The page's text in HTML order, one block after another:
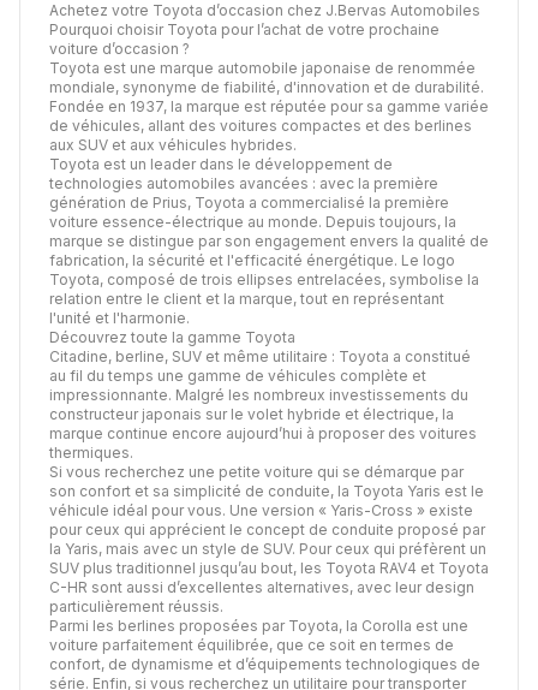
Achetez votre Toyota d’occasion chez J.Bervas Automobiles
Pourquoi choisir Toyota pour l’achat de votre prochaine
voiture d’occasion ?
Toyota est une marque automobile japonaise de renommée
mondiale, synonyme de fiabilité, d'innovation et de durabilité.
Fondée en 1937, la marque est réputée pour sa gamme variée
de véhicules, allant des voitures compactes et des berlines
aux SUV et aux véhicules hybrides.
Toyota est un leader dans le développement de
technologies automobiles avancées : avec la première
génération de Prius, Toyota a commercialisé la première
voiture essence-électrique au monde. Depuis toujours, la
marque se distingue par son engagement envers la qualité de
fabrication, la sécurité et l'efficacité énergétique. Le logo
Toyota, composé de trois ellipses entrelacées, symbolise la
relation entre le client et la marque, tout en représentant
l'unité et l'harmonie.
Découvrez toute la gamme Toyota
Citadine, berline, SUV et même utilitaire : Toyota a constitué
au fil du temps une gamme de véhicules complète et
impressionnante. Malgré les nombreux investissements du
constructeur japonais sur le volet hybride et électrique, la
marque continue encore aujourd’hui à proposer des voitures
thermiques.
Si vous recherchez une petite voiture qui se démarque par
son confort et sa simplicité de conduite, la Toyota Yaris est le
véhicule idéal pour vous. Une version « Yaris-Cross » existe
pour ceux qui apprécient le concept de conduite proposé par
la Yaris, mais avec un style de SUV. Pour ceux qui préfèrent un
SUV plus traditionnel jusqu’au bout, les Toyota RAV4 et Toyota
C-HR sont aussi d’excellentes alternatives, avec leur design
particulièrement réussis.
Parmi les berlines proposées par Toyota, la Corolla est une
voiture parfaitement équilibrée, que ce soit en termes de
confort, de dynamisme et d’équipements technologiques de
série. Enfin, si vous recherchez un utilitaire pour transporter